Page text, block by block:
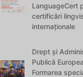
LanguageCert
certificări
internaționale
Drept și
Publică
Formarea